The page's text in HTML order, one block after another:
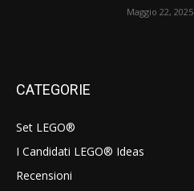
Maggio 22, 2025
CATEGORIE
Set LEGO®
I Candidati LEGO® Ideas
Recensioni